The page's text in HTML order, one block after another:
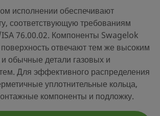
исполнении обеспечивают
соответствующую требованиям
76.00.02. Компоненты Swagelok
отвечают тем же высоким
обычные детали газовых и
Для эффективного распределения
уплотнительные кольца,
компоненты и подложку.